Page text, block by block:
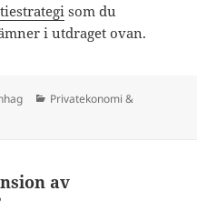
som du
i utdraget ovan.
Kategorier
Privatekonomi &
av